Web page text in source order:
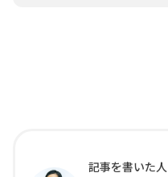
記事を書いた人